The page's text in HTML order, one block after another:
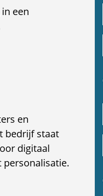
een
en
bedrijf staat
digitaal